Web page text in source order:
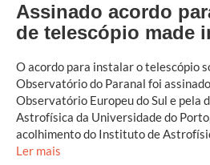
Assinado acordo
de telescópio made
O acordo para instalar o telescópio
Observatório do Paranal foi
Observatório Europeu do Sul e pela
Astrofísica da Universidade do
acolhimento do Instituto de
Ler mais